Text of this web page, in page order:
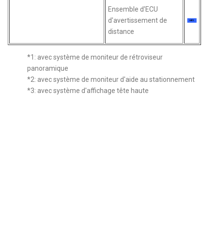
Ensemble d'ECU
d'avertissement de
distance
*1: avec système de moniteur de rétroviseur
panoramique
*2: avec système de moniteur d'aide au stationnement
*3: avec système d'affichage tête haute